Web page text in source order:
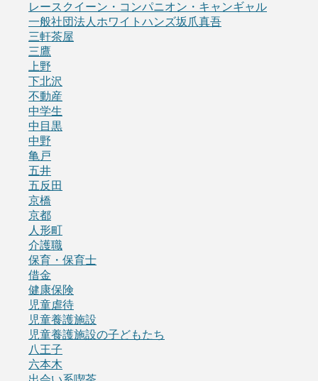
レースクイーン・コンパニオン・キャンギャル
一般社団法人ホワイトハンズ坂爪真吾
三軒茶屋
三鷹
上野
下北沢
不動産
中学生
中目黒
中野
亀戸
五井
五反田
京橋
京都
人形町
介護職
保育・保育士
借金
健康保険
児童虐待
児童養護施設
児童養護施設の子どもたち
八王子
六本木